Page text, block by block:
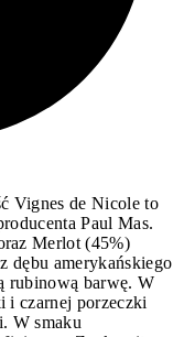
Vignes de Nicole to
Paul Mas.
Merlot (45%)
dębu amerykańskiego
rubinową barwę. W
i czarnej porzeczki
W smaku